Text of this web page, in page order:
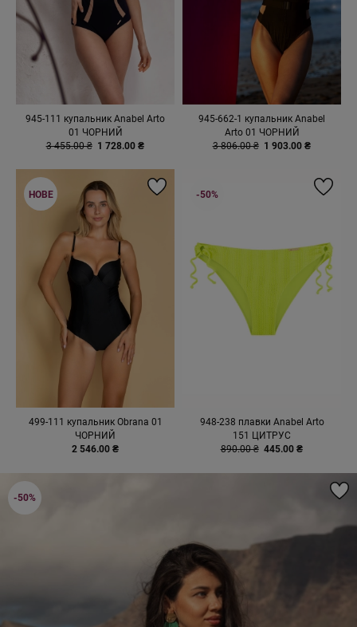
945-111 купальник Anabel Arto
01 ЧОРНИЙ
3 455.00 ₴ 1 728.00 ₴
945-662-1 купальник Anabel
Arto 01 ЧОРНИЙ
3 806.00 ₴ 1 903.00 ₴
499-111 купальник Obrana 01
ЧОРНИЙ
2 546.00 ₴
НОВЕ
948-238 плавки Anabel Arto
151 ЦИТРУС
890.00 ₴ 445.00 ₴
-50%
-50%